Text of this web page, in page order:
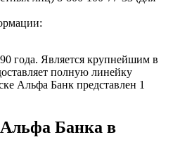
года. Является крупнейшим в
полную линейку
Альфа Банк представлен 1
Банка в